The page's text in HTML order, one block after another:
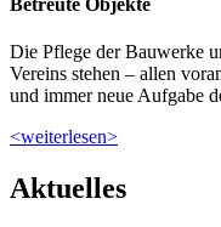
Betreute Objekte
Die Pflege der Bauwerke
Vereins stehen – allen
und immer neue Aufgabe
<weiterlesen>
Aktuelles